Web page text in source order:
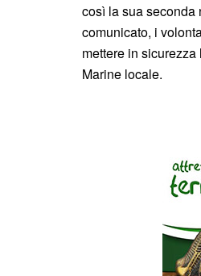
così la sua seconda
comunicato, i
mettere in
Marine locale.